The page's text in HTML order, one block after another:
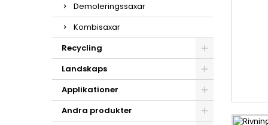
Demoleringssaxar
Kombisaxar
Recycling
Landskaps
Applikationer
Andra produkter